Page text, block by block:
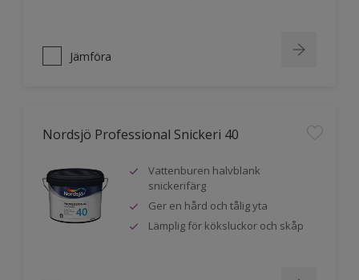
Jämföra
Nordsjö Professional Snickeri 40
Vattenburen halvblank
snickerifärg
Ger en hård och tålig yta
Lämplig för köksluckor och skåp